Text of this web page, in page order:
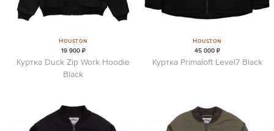
Houston
19 900 ₽
Куртка Duck Zip Work Hoodie
Black
Houston
45 000 ₽
Куртка Primaloft Level7 Black